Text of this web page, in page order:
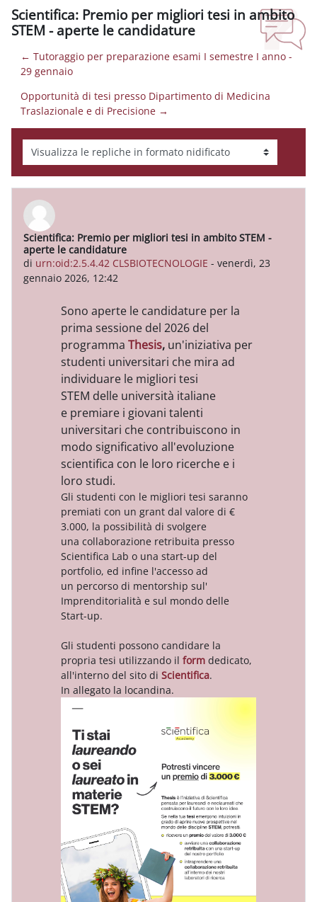
Scientifica: Premio per migliori tesi in ambito
STEM - aperte le candidature
← Tutoraggio per preparazione esami I semestre I anno -
29 gennaio
Opportunità di tesi presso Dipartimento di Medicina
Traslazionale e di Precisione →
Modalità visualizzazione
Scientifica: Premio per migliori tesi in ambito STEM -
aperte le candidature
di urn:oid:2.5.4.42 CLSBIOTECNOLOGIE - venerdì, 23
gennaio 2026, 12:42
Numero di risposte: 0
Sono aperte le candidature per la
prima sessione del 2026 del
programma Thesis, un'iniziativa per
studenti universitari che mira ad
individuare le migliori tesi
STEM delle università italiane
e premiare i giovani talenti
universitari che contribuiscono in
modo significativo all'evoluzione
scientifica con le loro ricerche e i
loro studi.
Gli studenti con le migliori tesi saranno
premiati con un grant dal valore di €
3.000, la possibilità di svolgere
una collaborazione retribuita presso
Scientifica Lab o una start-up del
portfolio, ed infine l'accesso ad
un percorso di mentorship sul'
Imprenditorialità e sul mondo delle
Start-up.
Gli studenti possono candidare la
propria tesi utilizzando il form dedicato,
all'interno del sito di Scientifica.
In allegato la locandina.